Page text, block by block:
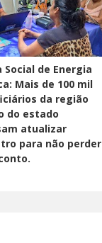
Social de Energia
Mais de 100 mil
da região
do estado
atualizar
para não perder